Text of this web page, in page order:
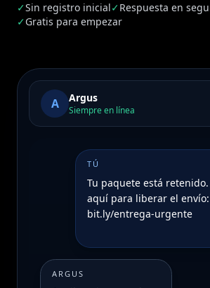
✓Sin registro inicial✓Respuesta en
✓Gratis para empezar
A Argus
Siempre en línea
TÚ
Tu paquete está
aquí para liberar el envío:
bit.ly/entrega-urgente
ARGUS